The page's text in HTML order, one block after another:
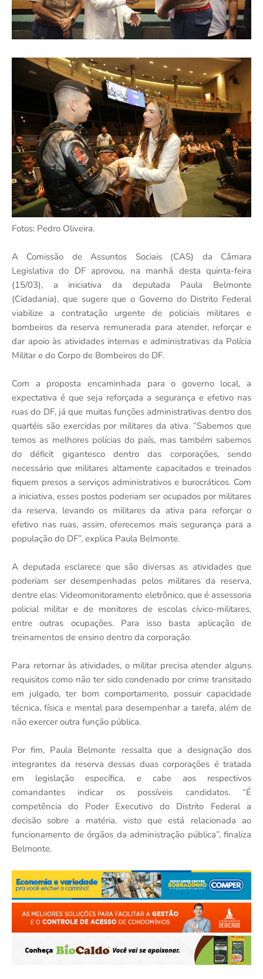
Fotos: Pedro Oliveira.
A Comissão de Assuntos Sociais (CAS) da Câmara
Legislativa do DF aprovou, na manhã desta quinta-feira
(15/03), a iniciativa da deputada Paula Belmonte
(Cidadania), que sugere que o Governo do Distrito Federal
viabilize a contratação urgente de policiais militares e
bombeiros da reserva remunerada para atender, reforçar e
dar apoio às atividades internas e administrativas da Polícia
Militar e do Corpo de Bombeiros do DF.
Com a proposta encaminhada para o governo local, a
expectativa é que seja reforçada a segurança e efetivo nas
ruas do DF, já que muitas funções administrativas dentro dos
quartéis são exercidas por militares da ativa. “Sabemos que
temos as melhores polícias do país, mas também sabemos
do déficit gigantesco dentro das corporações, sendo
necessário que militares altamente capacitados e treinados
fiquem presos a serviços administrativos e burocráticos. Com
a iniciativa, esses postos poderiam ser ocupados por militares
da reserva, levando os militares da ativa para reforçar o
efetivo nas ruas, assim, oferecemos mais segurança para a
população do DF”, explica Paula Belmonte.
A deputada esclarece que são diversas as atividades que
poderiam ser desempenhadas pelos militares da reserva,
dentre elas: Videomonitoramento eletrônico, que é assessoria
policial militar e de monitores de escolas cívico-militares,
entre outras ocupações. Para isso basta aplicação de
treinamentos de ensino dentro da corporação.
Para retornar às atividades, o militar precisa atender alguns
requisitos como não ter sido condenado por crime transitado
em julgado, ter bom comportamento, possuir capacidade
técnica, física e mental para desempenhar a tarefa, além de
não exercer outra função pública.
Por fim, Paula Belmonte ressalta que a designação dos
integrantes da reserva dessas duas corporações é tratada
em legislação específica, e cabe aos respectivos
comandantes indicar os possíveis candidatos. “É
competência do Poder Executivo do Distrito Federal a
decisão sobre a matéria, visto que está relacionada ao
funcionamento de órgãos da administração pública”, finaliza
Belmonte.